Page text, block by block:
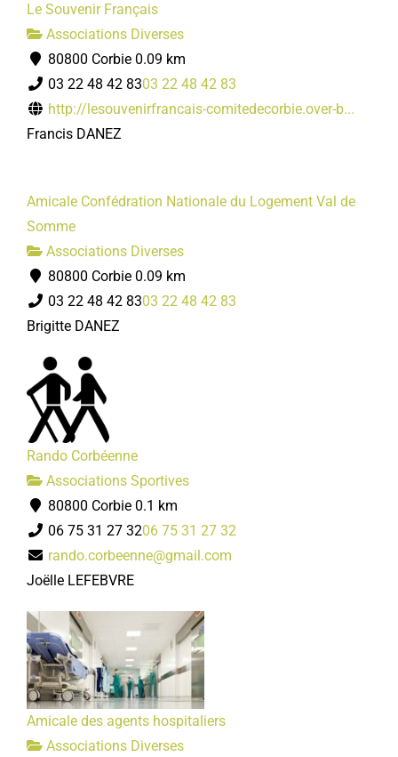
Le Souvenir Français
Associations Diverses
80800 Corbie 0.09 km
03 22 48 42 8303 22 48 42 83
http://lesouvenirfrancais-comitedecorbie.over-b...
Francis DANEZ
Amicale Confédration Nationale du Logement Val de
Somme
Associations Diverses
80800 Corbie 0.09 km
03 22 48 42 8303 22 48 42 83
Brigitte DANEZ
Rando Corbéenne
Associations Sportives
80800 Corbie 0.1 km
06 75 31 27 3206 75 31 27 32
rando.corbeenne@gmail.com
Joëlle LEFEBVRE
Amicale des agents hospitaliers
Associations Diverses